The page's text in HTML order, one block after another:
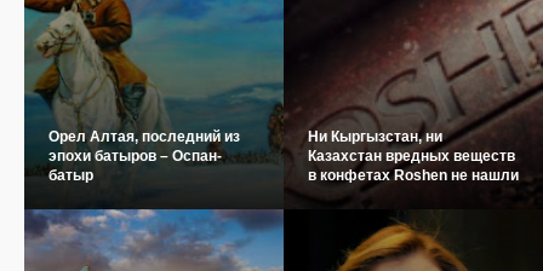
Орел Алтая, последний из
эпохи батыров – Оспан-
батыр
Ни Кыргызстан, ни
Казахстан вредных веществ
в конфетах Roshen не нашли